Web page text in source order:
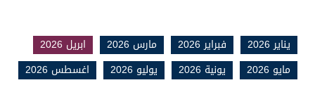
يناير 2026 فبراير 2026 مارس 2026
ابريل 2026
مايو 2026
يونية 2026 يوليو 2026
اغسطس 2026